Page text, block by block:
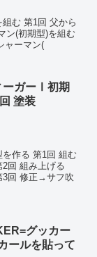
む 第1回 父から
ン(初期型)を組む
ャーマン(
ーガーⅠ初期
塗装
作る 第1回 組む
回 組み上げる
3回 修正→サフ吹
グッカー
ールを貼って